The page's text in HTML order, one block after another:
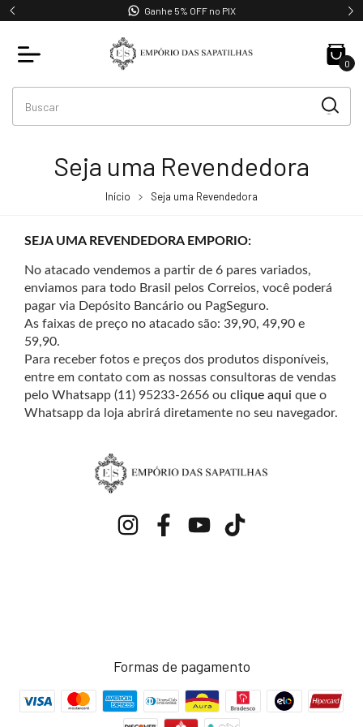
Ganhe 5% OFF no PIX
0
Seja uma Revendedora
Início Seja uma Revendedora
SEJA UMA REVENDEDORA EMPORIO:
No atacado vendemos a partir de 6 pares variados,
enviamos para todo Brasil pelos Correios, você poderá
pagar via Depósito Bancário ou PagSeguro.
As faixas de preço no atacado são: 39,90, 49,90 e
59,90.
Para receber fotos e preços dos produtos disponíveis,
entre em contato com as nossas consultoras de vendas
pelo Whatsapp (11) 95233-2656 ou clique aqui que o
Whatsapp da loja abrirá diretamente no seu navegador.
Formas de pagamento